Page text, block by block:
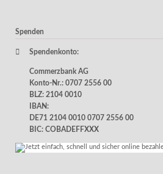
Spenden
Spendenkonto:
Commerzbank AG
Konto-Nr.: 0707 2556 00
BLZ: 2104 0010
IBAN:
DE71 2104 0010 0707 2556 00
BIC: COBADEFFXXX